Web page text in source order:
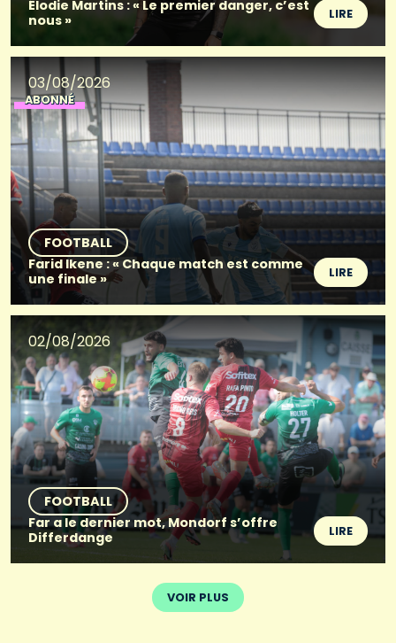
Élodie Martins : « Le premier danger, c’est
nous »
LIRE
03/08/2026
ABONNÉ
FOOTBALL
Farid Ikene : « Chaque match est comme
une finale »
LIRE
02/08/2026
FOOTBALL
Far a le dernier mot, Mondorf s’offre
Differdange
LIRE
VOIR PLUS